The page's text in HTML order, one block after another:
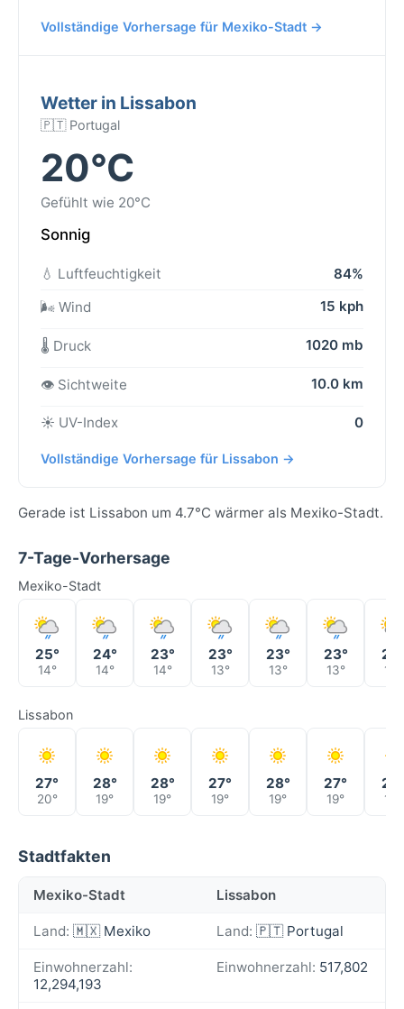
Vollständige Vorhersage für Mexiko-Stadt →
Wetter in Lissabon
🇵🇹 Portugal
20°C
Gefühlt wie 20°C
Sonnig
💧 Luftfeuchtigkeit
84%
🌬️ Wind
15 kph
🌡️ Druck 1020 mb
👁️ Sichtweite 10.0 km
☀️ UV-Index 0
Vollständige Vorhersage für Lissabon →
Gerade ist Lissabon um 4.7°C wärmer als Mexiko-Stadt.
7-Tage-Vorhersage
Mexiko-Stadt
25°
14°
24°
14°
23°
14°
23°
13°
23°
13°
23°
13° 14°
Lissabon
27°
20°
28°
19°
28°
19°
27°
19°
28°
19°
27°
19°
27°
19°
Stadtfakten
Mexiko-Stadt Lissabon
Land: 🇲🇽 Mexiko Land: 🇵🇹 Portugal
Einwohnerzahl:
12,294,193
Einwohnerzahl: 517,802